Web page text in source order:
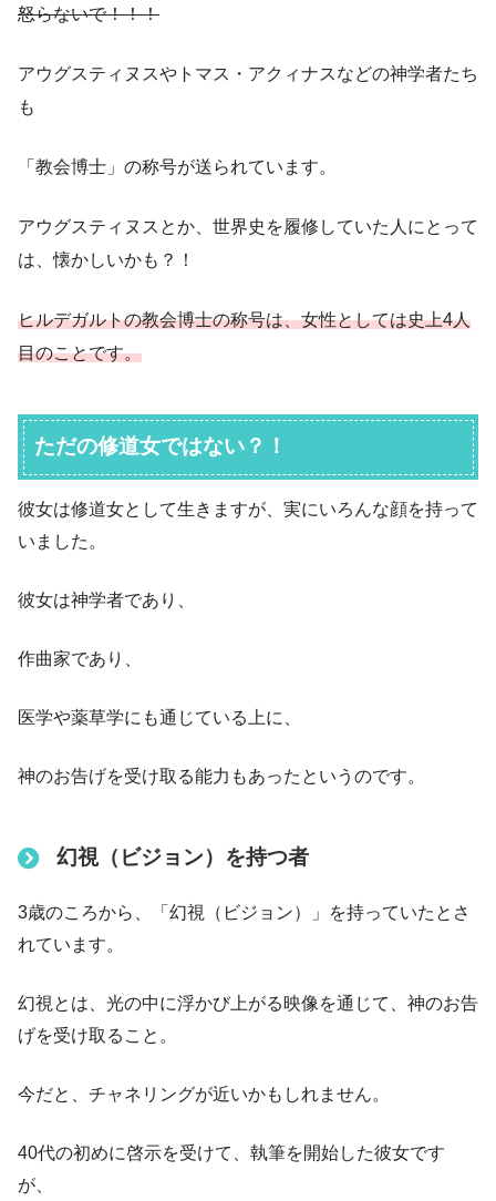
怒らないで！！！
アウグスティヌスやトマス・アクィナスなどの神学者たち
も
「教会博士」の称号が送られています。
アウグスティヌスとか、世界史を履修していた人にとって
は、懐かしいかも？！
ヒルデガルトの教会博士の称号は、女性としては史上4人
目のことです。
ただの修道女ではない？！
彼女は修道女として生きますが、実にいろんな顔を持って
いました。
彼女は神学者であり、
作曲家であり、
医学や薬草学にも通じている上に、
神のお告げを受け取る能力もあったというのです。
幻視（ビジョン）を持つ者
3歳のころから、「幻視（ビジョン）」を持っていたとさ
れています。
幻視とは、光の中に浮かび上がる映像を通じて、神のお告
げを受け取ること。
今だと、チャネリングが近いかもしれません。
40代の初めに啓示を受けて、執筆を開始した彼女です
が、